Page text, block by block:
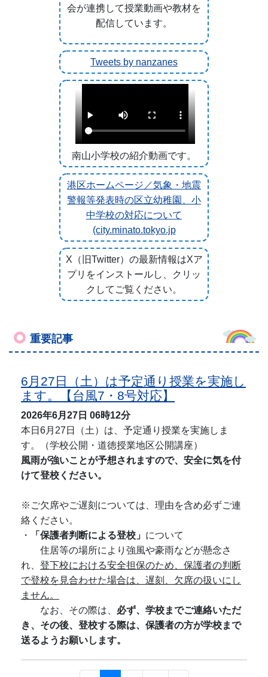
会が連携して授業動画や教材を
配信しています。
Tweets by nanzanes
南山小学校の紹介動画です。
港区ホームページ／気象・地震
警報等発表時の区立幼稚園、小
中学校の対応について
(city.minato.tokyo.jp
X（旧Twitter）の最新情報はXア
プリをインストールし、クリッ
クしてご覧ください。
重要記事
6月27日（土）は予定通り授業を実施し
ます。【台風7・8号対応】
2026年6月27日 06時12分
本日6月27日（土）は、予定通り授業を実施しま
す。（学校公開・道徳授業地区公開講座）
風雨が強いことが予想されますので、安全に気を付
けて登校ください。
※ご欠席やご遅刻については、理由を含め必ずご連
絡ください。
・
「保護者判断による登校」 について
住居等の場所により強風や豪雨などが懸念さ
れ、 登下校における安全担保のため、保護者の判断
で登校を見合わせた場合は、遅刻、欠席の扱いにし
ません。
なお、その際は、 必ず、学校までご連絡いただ
き、その後、登校する際は、保護者の方が学校まで
送るようお願いします。